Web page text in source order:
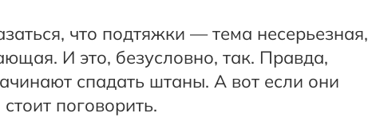
что подтяжки — тема несерьезная,
И это, безусловно, так. Правда,
спадать штаны. А вот если они
поговорить.